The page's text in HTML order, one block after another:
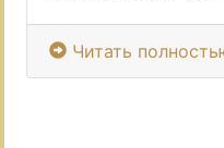
Читать